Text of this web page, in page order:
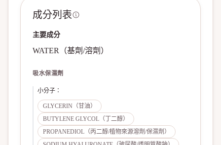
成分列表
主要成分
WATER（基劑/溶劑）
吸水保濕劑
小分子 ：
GLYCERIN（甘油）
BUTYLENE GLYCOL（丁二醇）
PROPANEDIOL（丙二醇/植物來源溶劑/保濕劑）